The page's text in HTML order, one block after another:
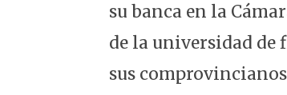
su banca en la
de la universidad
sus